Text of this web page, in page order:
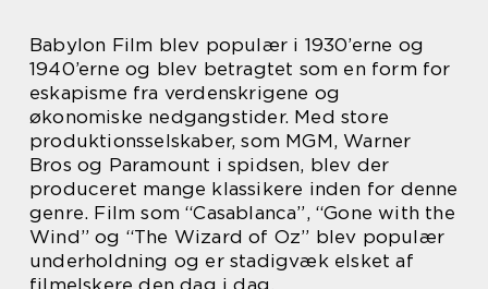
Babylon Film blev populær i 1930’erne og
1940’erne og blev betragtet som en form for
eskapisme fra verdenskrigene og
økonomiske nedgangstider. Med store
produktionsselskaber, som MGM, Warner
Bros og Paramount i spidsen, blev der
produceret mange klassikere inden for denne
genre. Film som “Casablanca”, “Gone with the
Wind” og “The Wizard of Oz” blev populær
underholdning og er stadigvæk elsket af
filmelskere den dag i dag.